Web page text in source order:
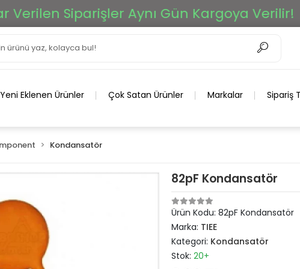
Siparişler Aynı Gün Kargoya Verilir!
Yeni Eklenen Ürünler Çok Satan Ürünler Markalar Sipariş
Kondansatör
82pF Kondansatör
Ürün Kodu: 82pF Kondansatör
Marka: TIEE
Kategori: Kondansatör
Stok: 20+